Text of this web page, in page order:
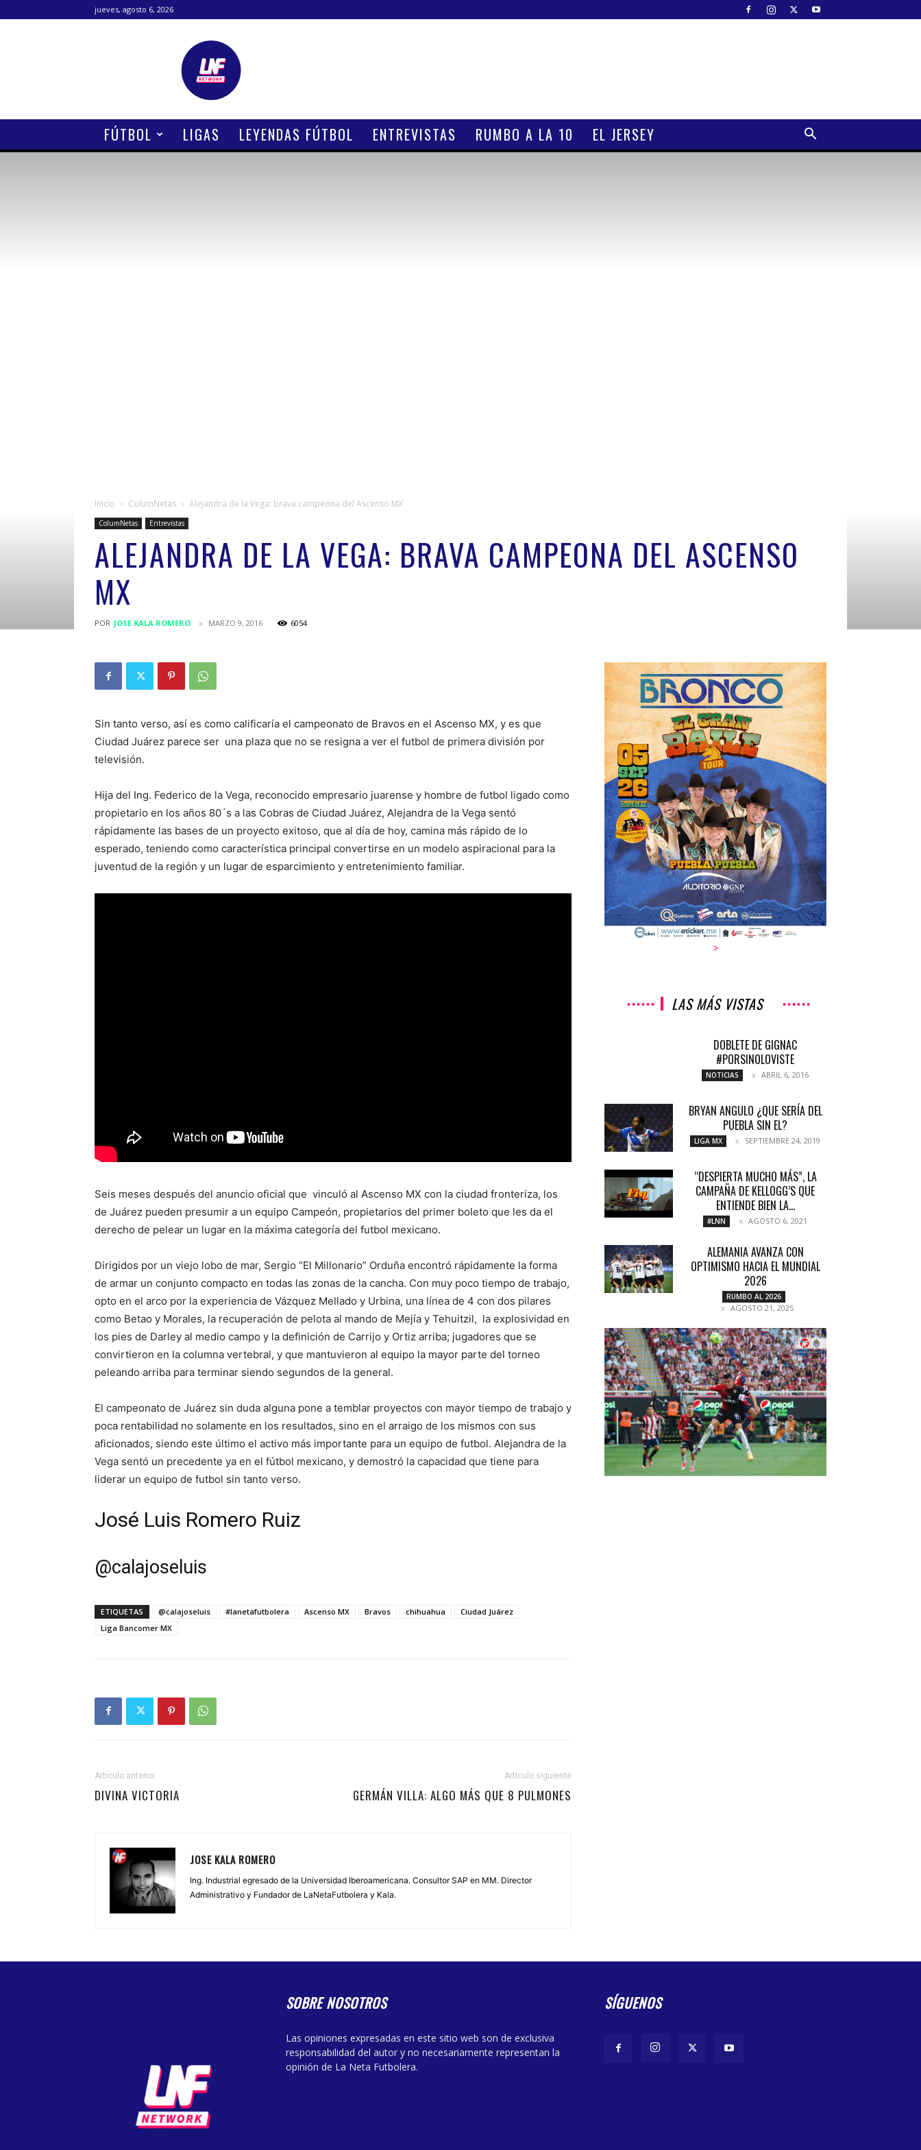
jueves, agosto 6, 2026
Lanetafutbolera
FÚTBOL LIGAS LEYENDAS FÚTBOL ENTREVISTAS RUMBO A LA 10 EL JERSEY
Inicio ColumNetas Alejandra de la Vega: brava campeona del Ascenso MX
ColumNetas Entrevistas
ALEJANDRA DE LA VEGA: BRAVA CAMPEONA DEL ASCENSO
MX
POR JOSE KALA ROMERO MARZO 9, 2016 6054
Sin tanto verso, así es como calificaría el campeonato de Bravos en el Ascenso MX, y es que
Ciudad Juárez parece ser una plaza que no se resigna a ver el futbol de primera división por
televisión.
Hija del Ing. Federico de la Vega, reconocido empresario juarense y hombre de futbol ligado como
propietario en los años 80´s a las Cobras de Ciudad Juárez, Alejandra de la Vega sentó
rápidamente las bases de un proyecto exitoso, que al día de hoy, camina más rápido de lo
esperado, teniendo como característica principal convertirse en un modelo aspiracional para la
juventud de la región y un lugar de esparcimiento y entretenimiento familiar.
Seis meses después del anuncio oficial que vinculó al Ascenso MX con la ciudad fronteriza, los
de Juárez pueden presumir a un equipo Campeón, propietarios del primer boleto que les da el
derecho de pelear un lugar en la máxima categoría del futbol mexicano.
Dirigidos por un viejo lobo de mar, Sergio “El Millonario” Orduña encontró rápidamente la forma
de armar un conjunto compacto en todas las zonas de la cancha. Con muy poco tiempo de trabajo,
opto en el arco por la experiencia de Vázquez Mellado y Urbina, una línea de 4 con dos pilares
como Betao y Morales, la recuperación de pelota al mando de Mejía y Tehuitzil, la explosividad en
los pies de Darley al medio campo y la definición de Carrijo y Ortiz arriba; jugadores que se
convirtieron en la columna vertebral, y que mantuvieron al equipo la mayor parte del torneo
peleando arriba para terminar siendo segundos de la general.
El campeonato de Juárez sin duda alguna pone a temblar proyectos con mayor tiempo de trabajo y
poca rentabilidad no solamente en los resultados, sino en el arraigo de los mismos con sus
aficionados, siendo este último el activo más importante para un equipo de futbol. Alejandra de la
Vega sentó un precedente ya en el fútbol mexicano, y demostró la capacidad que tiene para
liderar un equipo de futbol sin tanto verso.
José Luis Romero Ruiz
@calajoseluis
ETIQUETAS @calajoseluis #lanetafutbolera Ascenso MX Bravos chihuahua
Ciudad Juárez
Liga Bancomer MX
Artículo anterior
DIVINA VICTORIA
Artículo siguiente
GERMÁN VILLA: ALGO MÁS QUE 8 PULMONES
JOSE KALA ROMERO
Ing. Industrial egresado de la Universidad Iberoamericana. Consultor SAP en MM. Director
Administrativo y Fundador de LaNetaFutbolera y Kala.
>
LAS MÁS VISTAS
DOBLETE DE GIGNAC
#PORSINOLOVISTE
NOTICIAS ABRIL 6, 2016
BRYAN ANGULO ¿QUE SERÍA DEL
PUEBLA SIN EL?
LIGA MX SEPTIEMBRE 24, 2019
“DESPIERTA MUCHO MÁS”, LA
CAMPAÑA DE KELLOGG’S QUE
ENTIENDE BIEN LA...
#LNN AGOSTO 6, 2021
ALEMANIA AVANZA CON
OPTIMISMO HACIA EL MUNDIAL
2026
RUMBO AL 2026
AGOSTO 21, 2025
CHIVAS POR LOS CIELOS
COLUMNETAS MAYO 14, 2017
SOBRE NOSOTROS
Las opiniones expresadas en este sitio web son de exclusiva
responsabilidad del autor y no necesariamente representan la
opinión de La Neta Futbolera.
SÍGUENOS